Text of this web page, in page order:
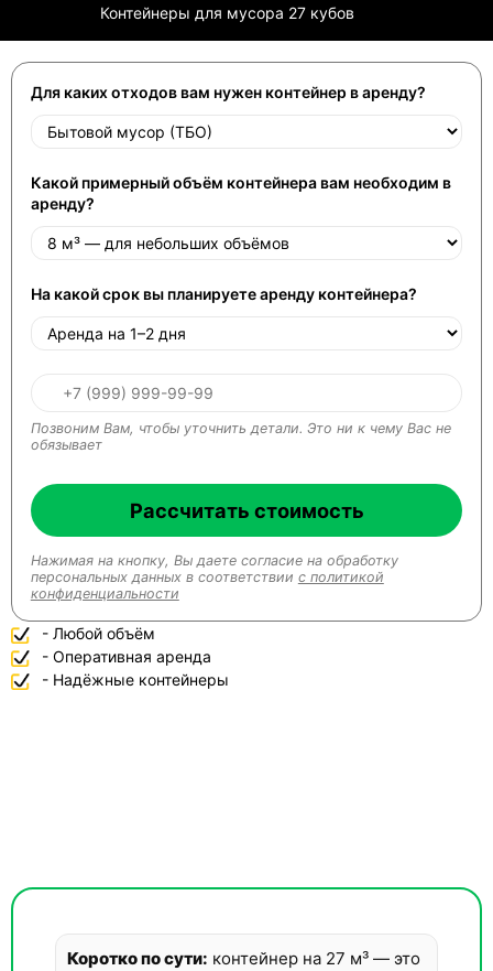
Контейнеры для мусора 27 кубов
Для каких отходов вам нужен контейнер в аренду?
Какой примерный объём контейнера вам необходим в
аренду?
На какой срок вы планируете аренду контейнера?
Позвоним Вам, чтобы уточнить детали. Это ни к чему Вас не
обязывает
Рассчитать стоимость
Нажимая на кнопку, Вы даете согласие на обработку
персональных данных в соответствии с политикой
конфиденциальности
- Любой объём
- Оперативная аренда
- Надёжные контейнеры
Коротко по сути: контейнер на 27 м³ — это